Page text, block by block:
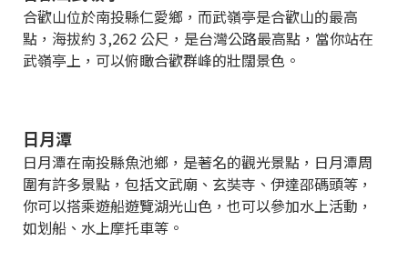
合歡山位於南投縣仁愛鄉，而武嶺亭是合歡山的最高
點，海拔約 3,262 公尺，是台灣公路最高點，當你站在
武嶺亭上，可以俯瞰合歡群峰的壯闊景色。
日月潭
日月潭在南投縣魚池鄉，是著名的觀光景點，日月潭周
圍有許多景點，包括文武廟、玄奘寺、伊達邵碼頭等，
你可以搭乘遊船遊覽湖光山色，也可以參加水上活動，
如划船、水上摩托車等。